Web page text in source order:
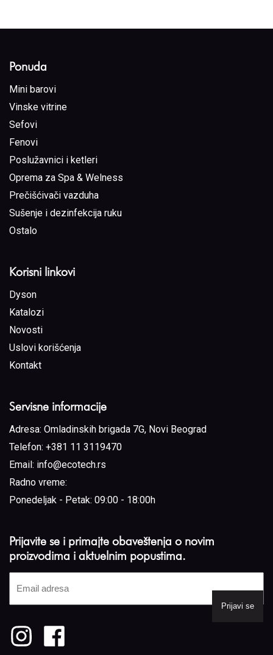
Ponuda
Mini barovi
Vinske vitrine
Sefovi
Fenovi
Poslužavnici i ketleri
Oprema za Spa & Welness
Prečišćivači vazduha
Sušenje i dezinfekcija ruku
Ostalo
Korisni linkovi
Dyson
Katalozi
Novosti
Uslovi korišćenja
Kontakt
Servisne informacije
Adresa: Omladinskih brigada 7G, Novi Beograd
Telefon: +381 11 3119470
Email: info@ecotech.rs
Radno vreme:
Ponedeljak - Petak: 09:00 - 18:00h
Prijavite se i primajte obaveštenja o novim
proizvodima i aktuelnim popustima.
adresa